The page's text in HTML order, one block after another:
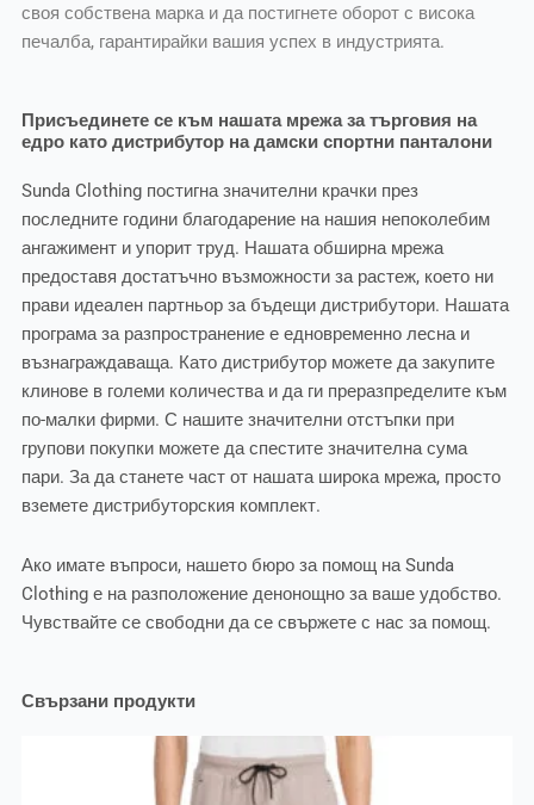
своя собствена марка и да постигнете оборот с висока
печалба, гарантирайки вашия успех в индустрията.
Присъединете се към нашата мрежа за търговия на
едро като дистрибутор на дамски спортни панталони
Sunda Clothing постигна значителни крачки през
последните години благодарение на нашия непоколебим
ангажимент и упорит труд. Нашата обширна мрежа
предоставя достатъчно възможности за растеж, което ни
прави идеален партньор за бъдещи дистрибутори. Нашата
програма за разпространение е едновременно лесна и
възнаграждаваща. Като дистрибутор можете да закупите
клинове в големи количества и да ги преразпределите към
по-малки фирми. С нашите значителни отстъпки при
групови покупки можете да спестите значителна сума
пари. За да станете част от нашата широка мрежа, просто
вземете дистрибуторския комплект.
Ако имате въпроси, нашето бюро за помощ на Sunda
Clothing е на разположение денонощно за ваше удобство.
Чувствайте се свободни да се свържете с нас за помощ.
Свързани продукти